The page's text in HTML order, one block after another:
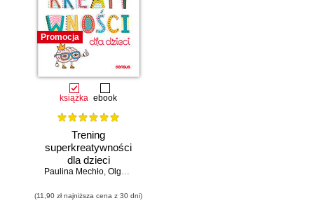
Promocja
książka ebook
Trening
superkreatywności
dla dzieci
Paulina Mechło, Olga Geppert
(11,90 zł najniższa cena z 30 dni)